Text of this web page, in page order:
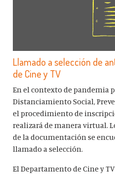
Llamado a selección de
de Cine y TV
En el contexto de pandemia
Distanciamiento Social,
el procedimiento de
realizará de manera virtual.
de la documentación se
llamado a selección.
El Departamento de Cine y